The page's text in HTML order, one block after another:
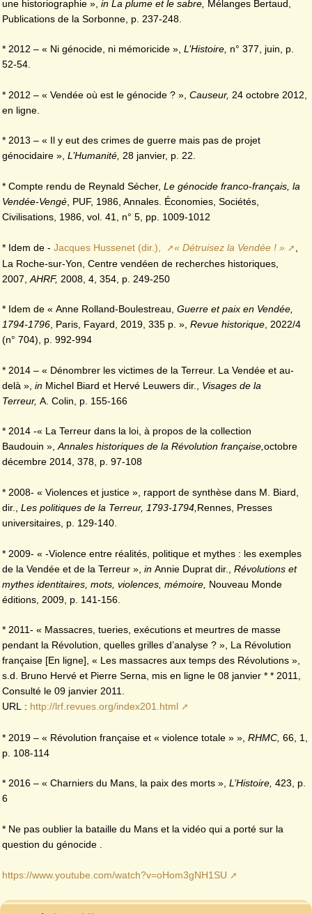
une historiographie », in La plume et le sabre,
Mélanges Bertaud,
Publications de la Sorbonne, p. 237-248.
* 2012 – « Ni génocide, ni mémoricide », L’Histoire, n° 377, juin, p.
52-54.
* 2012 – « Vendée où est le génocide ? », Causeur, 24 octobre 2012,
en ligne.
* 2013 – « Il y eut des crimes de guerre mais pas de projet
génocidaire », L’Humanité, 28 janvier, p. 22.
* Compte rendu de Reynald Sécher, Le génocide franco-français, la
Vendée-Vengé , PUF, 1986, Annales. Économies, Sociétés,
Civilisations, 1986, vol. 41, n° 5, pp. 1009-1012
* Idem de - Jacques Hussenet (dir.), « Détruisez la Vendée ! »
La Roche-sur-Yon, Centre vendéen de recherches historiques,
2007, AHRF, 2008, 4, 354, p. 249-250
* Idem de « Anne Rolland-Boulestreau, Guerre et paix en Vendée,
1794-1796 , Paris, Fayard, 2019, 335 p. », Revue historique , 2022/4
(n° 704), p. 992-994
* 2014 – « Dénombrer les victimes de la Terreur. La Vendée et au-
delà », in Michel Biard et Hervé Leuwers dir., Visages de la
Terreur, A. Colin, p. 155-166
* 2014 -« La Terreur dans la loi, à propos de la collection
Baudouin »,Annales historiques de la Révolution française,octobre
décembre 2014, 378, p. 97-108
* 2008- « Violences et justice », rapport de synthèse dans M. Biard,
dir., Les politiques de la Terreur, 1793-1794, Rennes, Presses
universitaires, p. 129-140.
* 2009- « -Violence entre réalités, politique et mythes : les exemples
de la Vendée et de la Terreur », in Annie Duprat dir., Révolutions et
mythes identitaires, mots, violences, mémoire, Nouveau Monde
éditions, 2009, p. 141-156.
* 2011- « Massacres, tueries, exécutions et meurtres de masse
pendant la Révolution, quelles grilles d’analyse ? », La Révolution
française [En ligne], « Les massacres aux temps des Révolutions »,
s.d. Bruno Hervé et Pierre Serna, mis en ligne le 08 janvier * * 2011,
Consulté le 09 janvier 2011.
URL : http://lrf.revues.org/index201.html
* 2019 – « Révolution française et « violence totale » », RHMC, 66, 1,
p. 108-114
* 2016 – « Charniers du Mans, la paix des morts », L’Histoire, 423, p.
6
* Ne pas oublier la bataille du Mans et la vidéo qui a porté sur la
question du génocide .
https://www.youtube.com/watch?v=oHom3gNH1SU